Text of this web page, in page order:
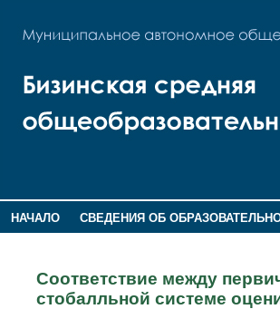
НАЧАЛО СВЕДЕНИЯ ОБ
Соответствие между
стобалльной системе